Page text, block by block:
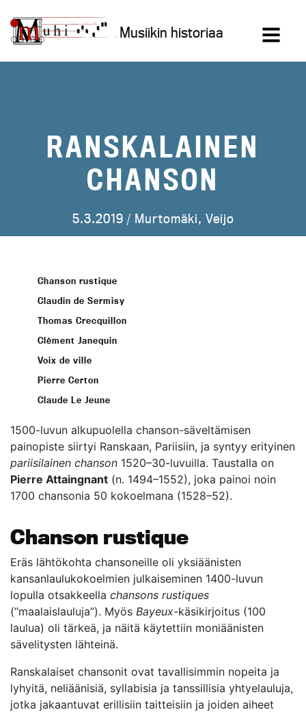
sisältöön
Musiikin historiaa
RANSKALAINEN
CHANSON
5.3.2019 / Murtomäki, Veijo
Chanson rustique
Claudin de Sermisy
Thomas Crecquillon
Clément Janequin
Voix de ville
Pierre Certon
Claude Le Jeune
1500-luvun alkupuolella chanson-säveltämisen
painopiste siirtyi Ranskaan, Pariisiin, ja syntyy erityinen
pariisilainen chanson 1520–30-luvuilla. Taustalla on
Pierre Attaingnant (n. 1494–1552), joka painoi noin
1700 chansonia 50 kokoelmana (1528–52).
Chanson rustique
Eräs lähtökohta chansoneille oli yksiäänisten
kansanlaulukokoelmien julkaiseminen 1400-luvun
lopulla otsakkeella chansons rustiques
(“maalaislauluja”). Myös Bayeux-käsikirjoitus (100
laulua) oli tärkeä, ja näitä käytettiin moniäänisten
sävelitysten lähteinä.
Ranskalaiset chansonit ovat tavallisimmin nopeita ja
lyhyitä, neliäänisiä, syllabisia ja tanssillisia yhtyelauluja,
jotka jakaantuvat erillisiin taitteisiin ja joiden aiheet